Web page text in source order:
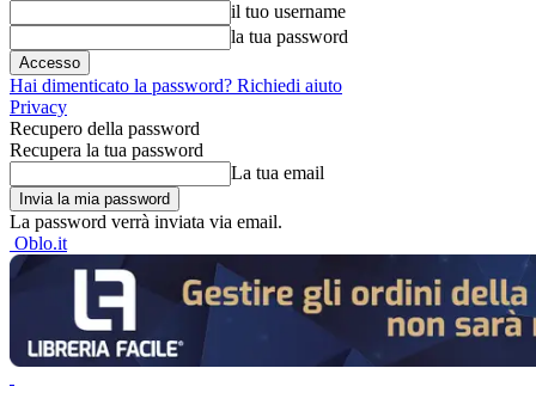
il tuo username
la tua password
Hai dimenticato la password? Richiedi aiuto
Privacy
Recupero della password
Recupera la tua password
La tua email
La password verrà inviata via email.
Oblo.it